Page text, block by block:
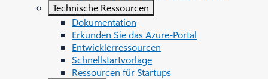
Technische Ressourcen
Dokumentation
Erkunden Sie das Azure-Portal
Entwicklerressourcen
Schnellstartvorlage
Ressourcen für Startups